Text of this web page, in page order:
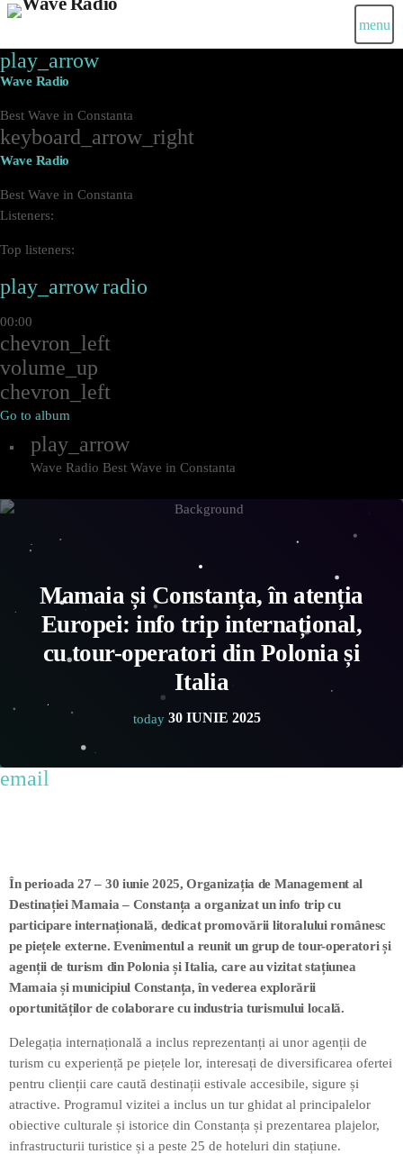
play_arrow
Wave Radio
Best Wave in Constanta
keyboard_arrow_right
Wave Radio
Best Wave in Constanta
Listeners:
Top listeners:
play_arrowradio
00:00
chevron_left
volume_up
chevron_left
Go to album
play_arrow
Wave Radio Best Wave in Constanta
menu
Mamaia și Constanța, în atenția
Europei: info trip internațional,
cu tour-operatori din Polonia și
Italia
today 30 IUNIE 2025
email
În perioada 27 – 30 iunie 2025, Organizația de Management al
Destinației Mamaia – Constanța a organizat un info trip cu
participare internațională, dedicat promovării litoralului românesc
pe piețele externe. Evenimentul a reunit un grup de tour-operatori și
agenții de turism din Polonia și Italia, care au vizitat stațiunea
Mamaia și municipiul Constanța, în vederea explorării
oportunităților de colaborare cu industria turismului locală.
Delegația internațională a inclus reprezentanți ai unor agenții de
turism cu experiență pe piețele lor, interesați de diversificarea ofertei
pentru clienții care caută destinații estivale accesibile, sigure și
atractive. Programul vizitei a inclus un tur ghidat al principalelor
obiective culturale și istorice din Constanța și prezentarea plajelor,
infrastructurii turistice și a peste 25 de hoteluri din stațiune.